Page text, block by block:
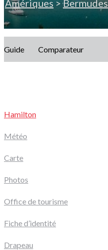
Amériques >Bermudes
Guide Comparateur
Hamilton
Météo
Carte
Photos
Office de tourisme
Fiche d’identité
Drapeau